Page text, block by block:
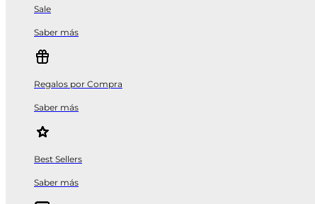
Sale
Saber más
Regalos por Compra
Saber más
Best Sellers
Saber más